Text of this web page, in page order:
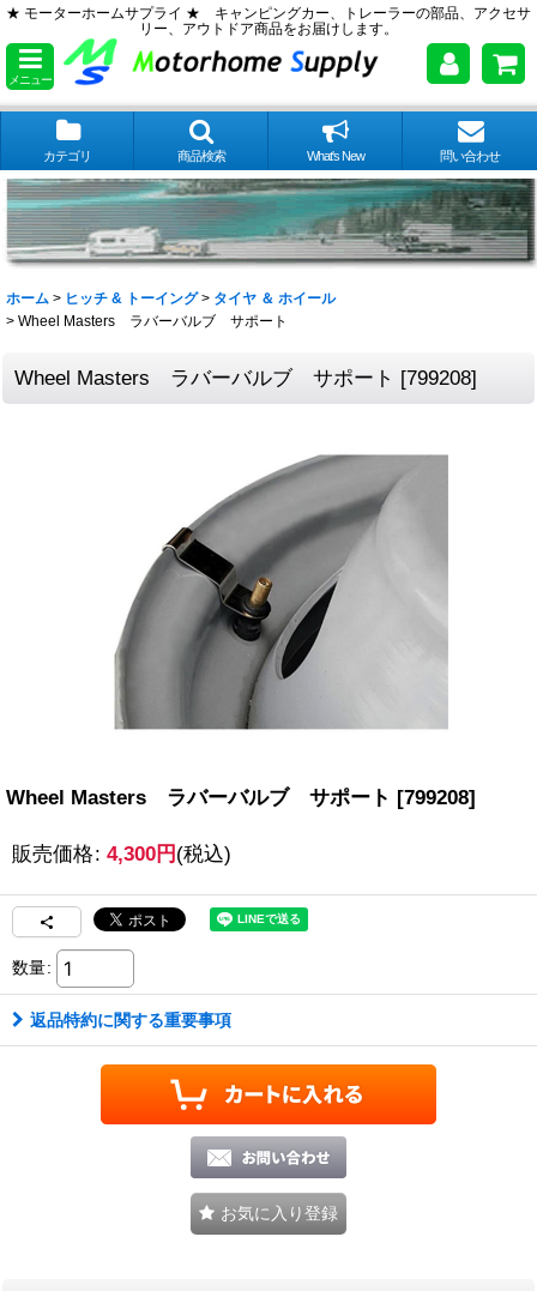
★ モーターホームサプライ ★ キャンピングカー、トレーラーの部品、アクセサ
リー、アウトドア商品をお届けします。
メニュー
カテゴリ 商品検索 What's New 問い合わせ
ホーム > ヒッチ & トーイング > タイヤ ＆ ホイール
> Wheel Masters ラバーバルブ サポート
Wheel Masters ラバーバルブ サポート [799208]
Wheel Masters ラバーバルブ サポート [799208]
販売価格: 4,300円 (税込)
数量:
返品特約に関する重要事項
お気に入り登録